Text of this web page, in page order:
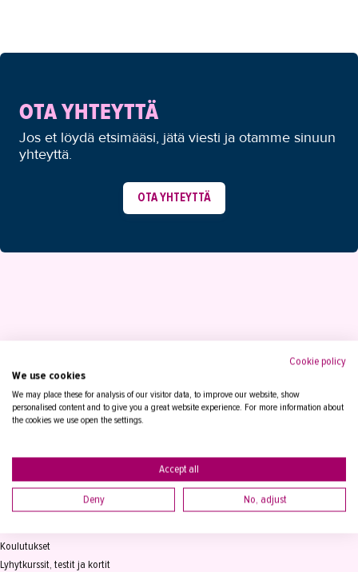
OTA YHTEYTTÄ
Jos et löydä etsimääsi, jätä viesti ja otamme sinuun
yhteyttä.
OTA YHTEYTTÄ
Tampereen Aikuiskoulutuskeskus
PL 15, 33821 Tampere
Vaihde03 2361 111
Koulutukset
Lyhytkurssit, testit ja kortit
Cookie policy
We use cookies
We may place these for analysis of our visitor data, to improve our website, show
personalised content and to give you a great website experience. For more information about
the cookies we use open the settings.
Accept all
Deny No, adjust